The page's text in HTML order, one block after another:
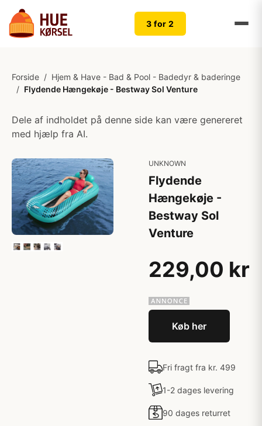
3 for 2
Forside / Hjem & Have - Bad & Pool - Badedyr & baderinge
/ Flydende Hængekøje - Bestway Sol Venture
Dele af indholdet på denne side kan være genereret
med hjælp fra AI.
UNKNOWN
Flydende
Hængekøje -
Bestway Sol
Venture
229,00 kr
Køb her
Fri fragt fra kr. 499
1-2 dages levering
90 dages returret